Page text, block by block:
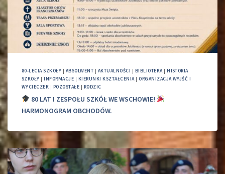
80-LECIA SZKOŁY | ABSOLWENT | AKTUALNOŚCI | BIBLIOTEKA|HISTORIA
SZKOŁY |INFORMACJE | KIERUNKI KSZTAŁCENIA|ORGANIZACJA WYJŚĆ I
WYCIECZEK | POZOSTAŁE | RODZIC
80 LAT I ZESPOŁU SZKÓŁ WE WSCHOWIE!
HARMONOGRAM OBCHODÓW.